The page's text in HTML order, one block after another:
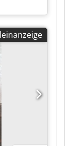
100 -
2005
Bleche
DEUTSCH,
In